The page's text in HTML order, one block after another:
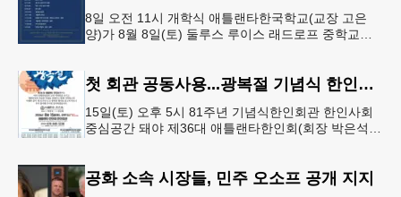
8일 오전 11시 개학식 애틀랜타한국학교(교장 고은
양)가 8월 8일(토) 둘루스 루이스 래드로프 중학교에
첫 회관 공동사용...광복절 기념식 한인회관서
15일(토) 오후 5시 81주년 기념식한인회관 한인사회
중심공간 돼야 제36대 애틀랜타한인회(회장 박은석·
공화 소속 시장들, 민주 오소프 공개 지지